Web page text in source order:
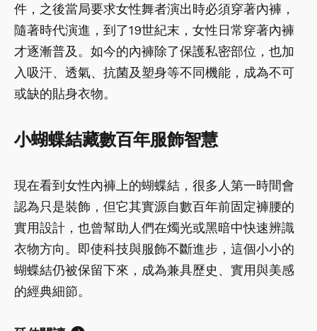
件，之後當局要求女性舞者演出時必須穿著內褲，
隨著時代演進，到了19世紀末，女性日常穿著內褲
才逐漸普及。如今的內褲除了保護私密部位，也加
入吸汗、透氣、抗菌及塑身等不同機能，成為不可
或缺的貼身衣物。
小蝴蝶結藏數百年服飾智慧
現在看到女性內褲上的蝴蝶結，很多人第一時間會
認為只是裝飾，但它其實源自數百年前固定褲腰的
實用設計，也曾幫助人們在燭光或黑暗中快速辨識
衣物方向。即使科技與服飾不斷進步，這個小小的
蝴蝶結仍被保留下來，成為兼具歷史、實用與美感
的經典細節。